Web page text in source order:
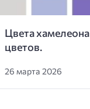
Цвета
цветов.
26 марта 2026